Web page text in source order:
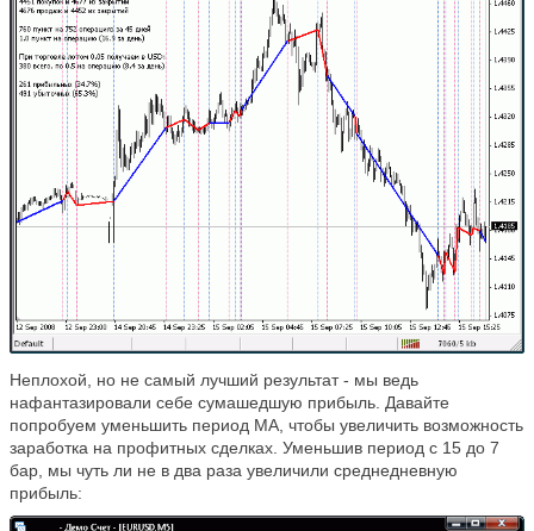
Неплохой, но не самый лучший результат - мы ведь
нафантазировали себе сумашедшую прибыль. Давайте
попробуем уменьшить период МА, чтобы увеличить возможность
заработка на профитных сделках. Уменьшив период с 15 до 7
бар, мы чуть ли не в два раза увеличили среднедневную
прибыль: